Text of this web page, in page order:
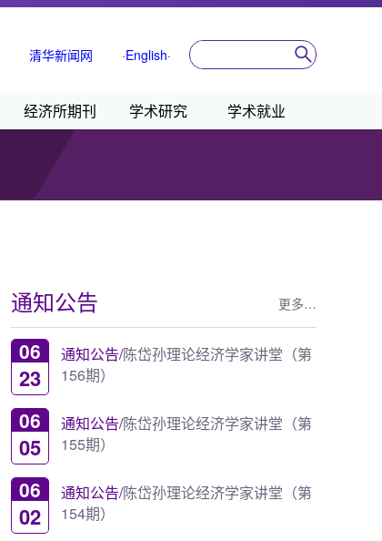
清华新闻网 ·English·
经济所期刊 学术研究
学术就业
通知公告 更多…
06
23
通知公告/陈岱孙理论经济学家讲堂（第
156期）
06
05
通知公告/陈岱孙理论经济学家讲堂（第
155期）
06
02
通知公告/陈岱孙理论经济学家讲堂（第
154期）